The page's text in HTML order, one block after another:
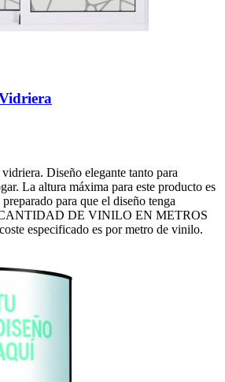
Diseño elegante tanto para
La altura máxima para este producto es
para que el diseño tenga
DE VINILO EN METROS
especificado es por metro de vinilo.